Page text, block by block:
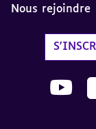
Nous rejoindre
Nous